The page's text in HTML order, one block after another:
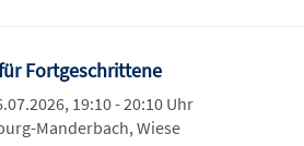
Fortgeschrittene
19:10 - 20:10 Uhr
Manderbach, Wiese